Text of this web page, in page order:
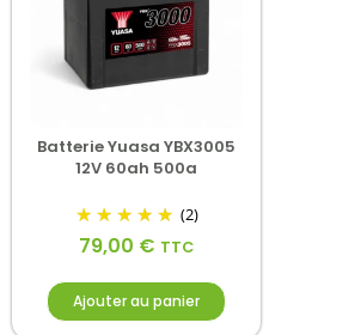
Batterie Yuasa YBX3005
12V 60ah 500a
(2)
79,00 € TTC
Ajouter au panier